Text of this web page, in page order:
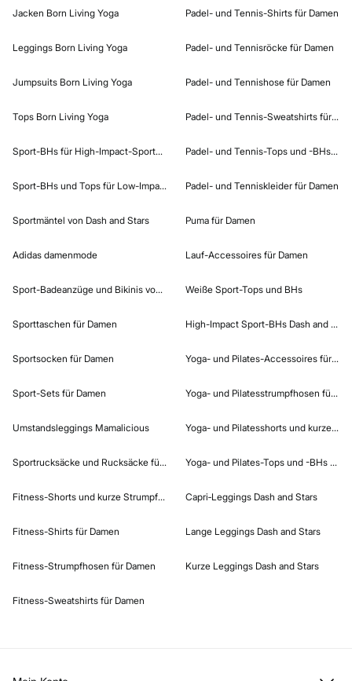
Jacken Born Living Yoga
Leggings Born Living Yoga
Jumpsuits Born Living Yoga
Tops Born Living Yoga
Sport-BHs für High-Impact-Sportarten
Sport-BHs und Tops für Low-Impact-Sportarten
Sportmäntel von Dash and Stars
Adidas damenmode
Sport-Badeanzüge und Bikinis von Dash and Stars
Sporttaschen für Damen
Sportsocken für Damen
Sport-Sets für Damen
Umstandsleggings Mamalicious
Sportrucksäcke und Rucksäcke für Damen
Fitness-Shorts und kurze Strumpfhosen für Damen
Fitness-Shirts für Damen
Fitness-Strumpfhosen für Damen
Fitness-Sweatshirts für Damen
Padel- und Tennis-Shirts für Damen
Padel- und Tennisröcke für Damen
Padel- und Tennishose für Damen
Padel- und Tennis-Sweatshirts für
Padel- und Tennis-Tops und -BHs für
Padel- und Tenniskleider für Damen
Puma für Damen
Lauf-Accessoires für Damen
Weiße Sport-Tops und BHs
High-Impact Sport-BHs Dash and Stars
Yoga- und Pilates-Accessoires für
Yoga- und Pilatesstrumpfhosen für
Yoga- und Pilatesshorts und kurze
Yoga- und Pilates-Tops und -BHs für
Capri‑Leggings Dash and Stars
Lange Leggings Dash and Stars
Kurze Leggings Dash and Stars